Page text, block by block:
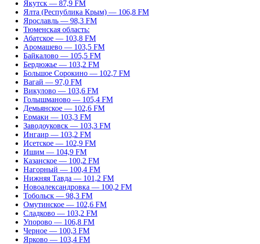
Якутск — 87,9 FM
Ялта (Республика Крым) — 106,8 FM
Ярославль — 98,3 FM
Тюменская область:
Абатское — 103,8 FM
Аромашево — 103,5 FM
Байкалово — 105,5 FM
Бердюжье — 103,2 FM
Большое Сорокино — 102,7 FM
Вагай — 97,0 FM
Викулово — 103,6 FM
Голышманово — 105,4 FM
Демьянское — 102,6 FM
Ермаки — 103,3 FM
Заводоуковск — 103,3 FM
Ингаир — 103,2 FM
Исетское — 102,9 FM
Ишим — 104,9 FM
Казанское — 100,2 FM
Нагорный — 100,4 FM
Нижняя Тавда — 101,2 FM
Новоалександровка — 100,2 FM
Тобольск — 98,3 FM
Омутинское — 102,6 FM
Сладково — 103,2 FM
Упорово — 106,8 FM
Черное — 100,3 FM
Ярково — 103,4 FM